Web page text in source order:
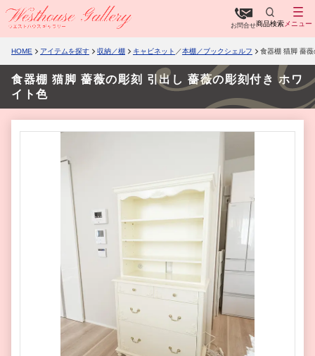
お問合せ商品検索 メニュー
HOME アイテムを探す 収納／棚 キャビネット ／本棚／ブックシェルフ 食器棚 猫脚 薔
食器棚 猫脚 薔薇の彫刻 引出し 薔薇の彫刻付き ホワ
イト色